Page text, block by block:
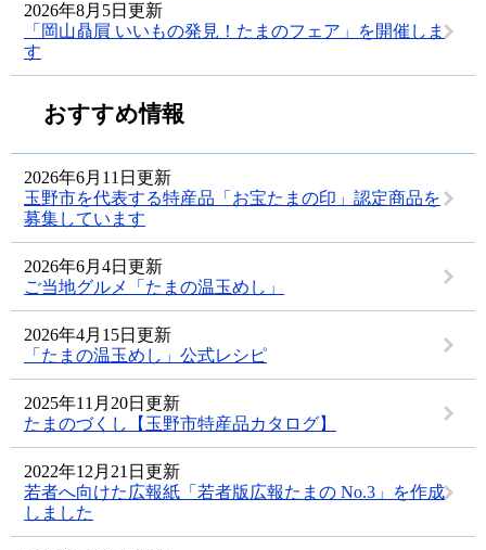
2026年8月5日更新
「岡山贔屓 いいもの発見！たまのフェア」を開催しま
す
おすすめ情報
2026年6月11日更新
玉野市を代表する特産品「お宝たまの印」認定商品を
募集しています
2026年6月4日更新
ご当地グルメ「たまの温玉めし」
2026年4月15日更新
「たまの温玉めし」公式レシピ
2025年11月20日更新
たまのづくし【玉野市特産品カタログ】
2022年12月21日更新
若者へ向けた広報紙「若者版広報たまの No.3」を作成
しました